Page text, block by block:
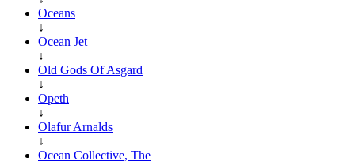
Oceans
↓
Ocean Jet
↓
Old Gods Of Asgard
↓
Opeth
↓
Olafur Arnalds
↓
Ocean Collective, The